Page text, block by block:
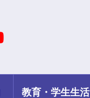
教育・学生生活